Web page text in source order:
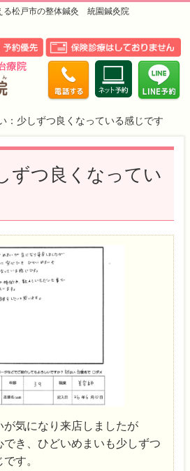
る松戸市の整体鍼灸 統園鍼灸院
：少しずつ良くなっている感じです
ずつ良くなってい
が気になり来店しましたが
き、ひどいめまいも少しずつ
す。